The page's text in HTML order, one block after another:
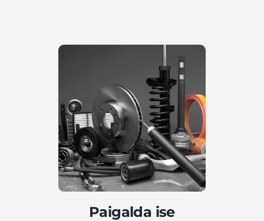
Paigalda ise